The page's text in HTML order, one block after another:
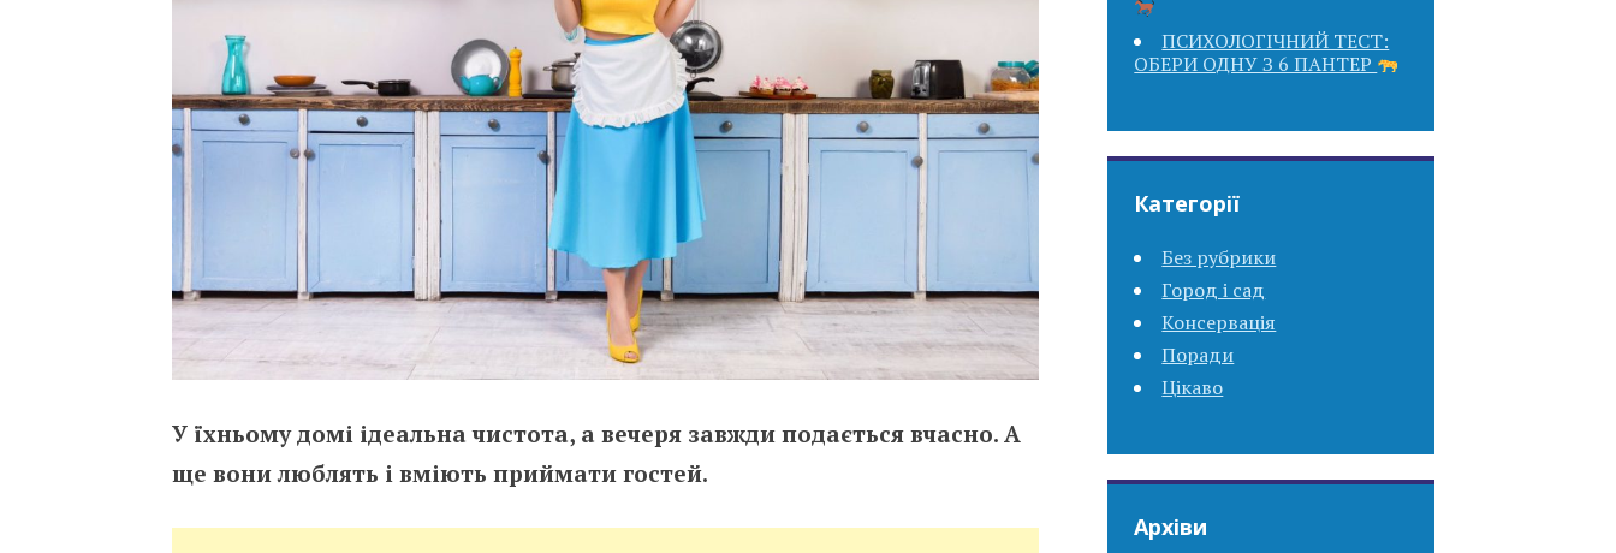
У їхньому домі ідеальна чистота, а вечеря завжди подається вчасно. А
ще вони люблять і вміють приймати гостей.
ПСИХОЛОГІЧНИЙ ТЕСТ:
ОБЕРИ ОДНУ З 6 ПАНТЕР
Категорії
Без рубрики
Город і сад
Консервація
Поради
Цікаво
Архіви